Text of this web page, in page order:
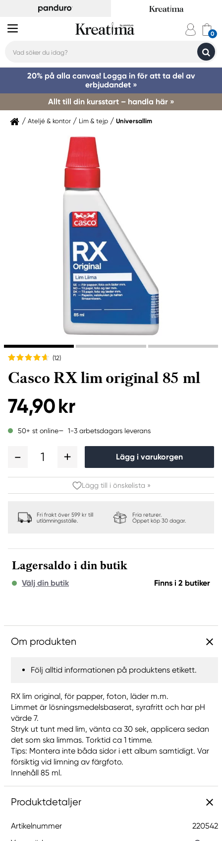
20% på alla canvas! Logga in för att ta del av
erbjudandet »
Allt till din kursstart – handla här »
Ateljé & kontor Lim & tejp Universallim
(12)
Casco RX lim original 85 ml
74,90 kr
50+ st online 1-3 arbetsdagars leverans
1 Lägg i varukorgen
Lägg till i önskelista »
Fri frakt över 599 kr till
utlämningsställe.
Fria returer.
Öppet köp 30 dagar.
Lagersaldo i din butik
Välj din butik Finns i 2 butiker
Om produkten
Följ alltid informationen på produktens etikett.
RX lim original, för papper, foton, läder m.m.
Limmet är lösningsmedelsbaserat, syrafritt och har pH
värde 7.
Stryk ut tunt med lim, vänta ca 30 sek, applicera sedan
det som ska limmas. Torktid ca 1 timme.
Tips: Montera inte båda sidor i ett album samtidigt. Var
försiktig vid limning av färgfoto.
Innehåll 85 ml.
Produktdetaljer
Artikelnummer
220542